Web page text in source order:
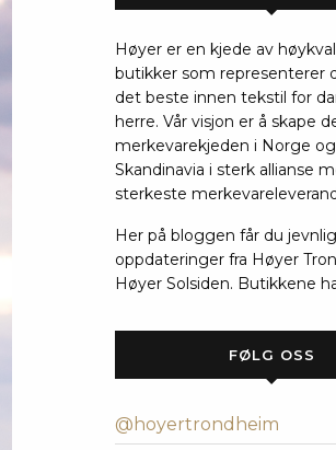
Høyer er en kjede av
butikker som representerer
det beste innen tekstil for
herre. Vår visjon er å skape
merkevarekjeden i Norge og
Skandinavia i sterk allianse
sterkeste
Her på bloggen får du
oppdateringer fra Høyer
Høyer Solsiden. Butikkene
FØLG OSS
@hoyertrondheim